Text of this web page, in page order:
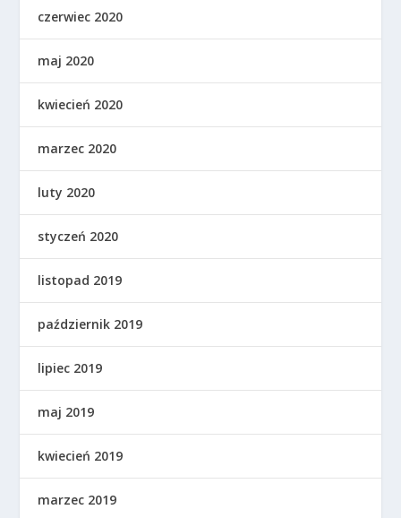
czerwiec 2020
maj 2020
kwiecień 2020
marzec 2020
luty 2020
styczeń 2020
listopad 2019
październik 2019
lipiec 2019
maj 2019
kwiecień 2019
marzec 2019